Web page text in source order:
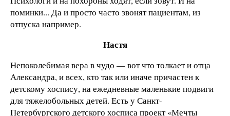
поминки... Да и просто часто звонят пациентам, из
отпуска например.
Настя
Непоколебимая вера в чудо — вот что толкает и отца
Александра, и всех, кто так или иначе причастен к
детскому хоспису, на ежедневные маленькие подвиги
для тяжелобольных детей. Есть у Санкт-
Петербургского детского хосписа проект «Мечты